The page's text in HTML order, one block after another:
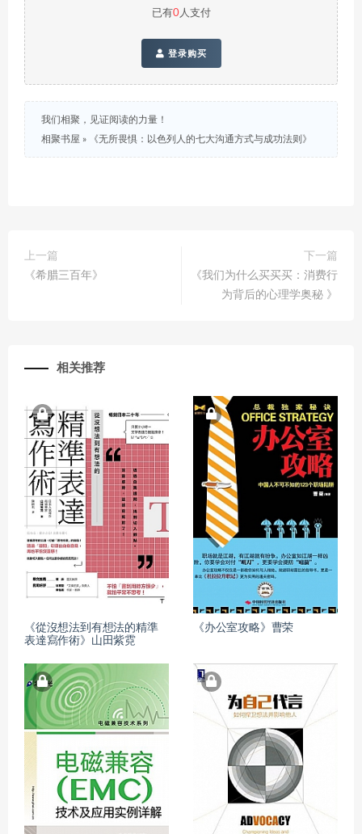
已有0人支付
登录购买
我们相聚，见证阅读的力量！
相聚书屋 » 《无所畏惧：以色列人的七大沟通方式与成功法则》
上一篇
《希腊三百年》
下一篇
《我们为什么买买买：消费行
为背后的心理学奥秘 》
相关推荐
《從沒想法到有想法的精準
表達寫作術》山田紫霓
《办公室攻略》曹荣